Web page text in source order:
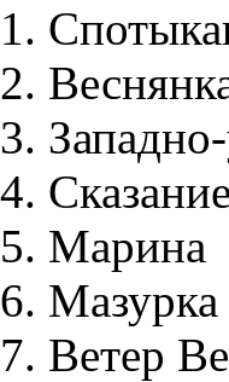
Марина
Ветер